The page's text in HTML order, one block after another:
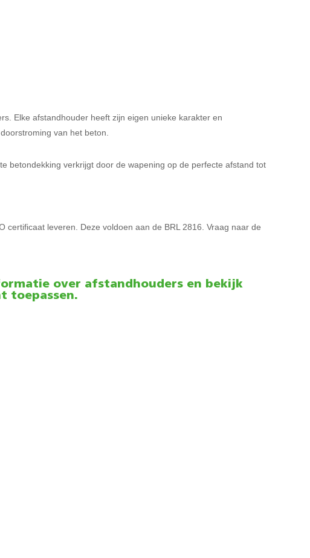
Elke afstandhouder heeft zijn eigen unieke karakter en
van het beton.
betondekking verkrijgt door de wapening op de perfecte afstand tot
leveren. Deze voldoen aan de BRL 2816. Vraag naar de
over afstandhouders en bekijk
toepassen.